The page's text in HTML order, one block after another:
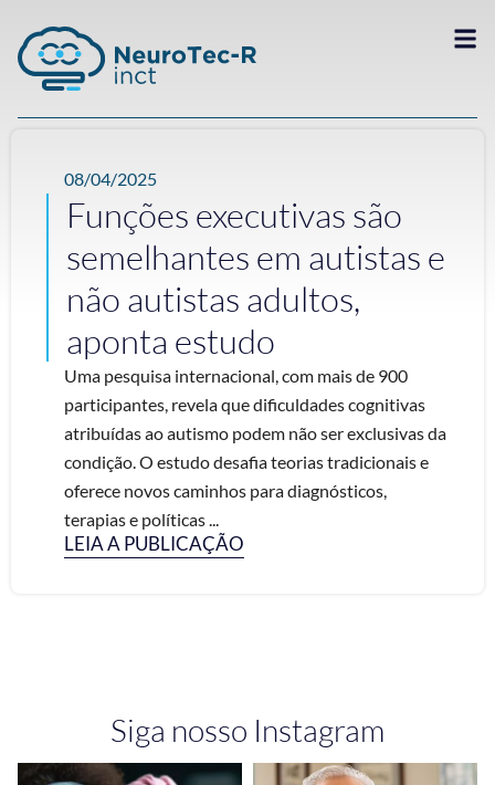
08/04/2025
Funções executivas são
semelhantes em autistas e
não autistas adultos,
aponta estudo
Uma pesquisa internacional, com mais de 900
participantes, revela que dificuldades cognitivas
atribuídas ao autismo podem não ser exclusivas da
condição. O estudo desafia teorias tradicionais e
oferece novos caminhos para diagnósticos,
terapias e políticas ...
LEIA A PUBLICAÇÃO
Siga nosso Instagram